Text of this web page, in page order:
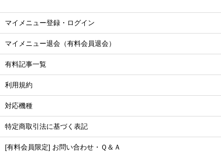
マイメニュー登録・ログイン
マイメニュー退会（有料会員退会）
有料記事一覧
利用規約
対応機種
特定商取引法に基づく表記
[有料会員限定] お問い合わせ・Ｑ＆Ａ